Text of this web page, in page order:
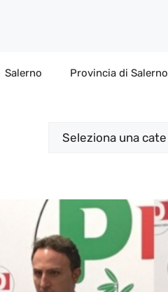
Salerno Provincia di Salerno
Categorie